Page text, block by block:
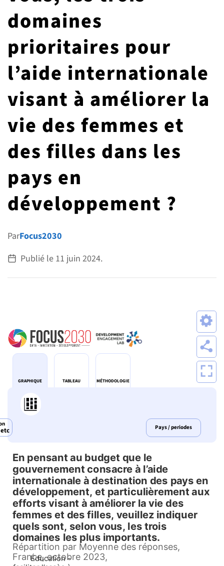
G7 / G20
VIDÉOS
domaines
prioritaires pour
l’aide internationale
visant à améliorer la
vie des femmes et
des filles dans les
pays en
développement ?
ParFocus2030
Publié le 11 juin 2024.
GRAPHIQUE TABLEAU MÉTHODOLOGIE
Pays / periodes
En pensant au budget que
Bar chart with 5 data series.
Répartition par Moyenne des réponses, France,
View as data table, En pensant au budget que le gouvernement
The chart has 1 X axis displaying Countries.
The chart has 1 Y axis displaying values. Data
En pensant au budget que le
gouvernement consacre à l’aide
internationale à destination des pays en
développement, et particulièrement aux
efforts visant à améliorer la vie des
femmes et des filles, veuillez indiquer
quels sont, selon vous, les trois
domaines les plus importants.
Répartition par Moyenne des réponses,
France, octobre 2023,
Éducation -